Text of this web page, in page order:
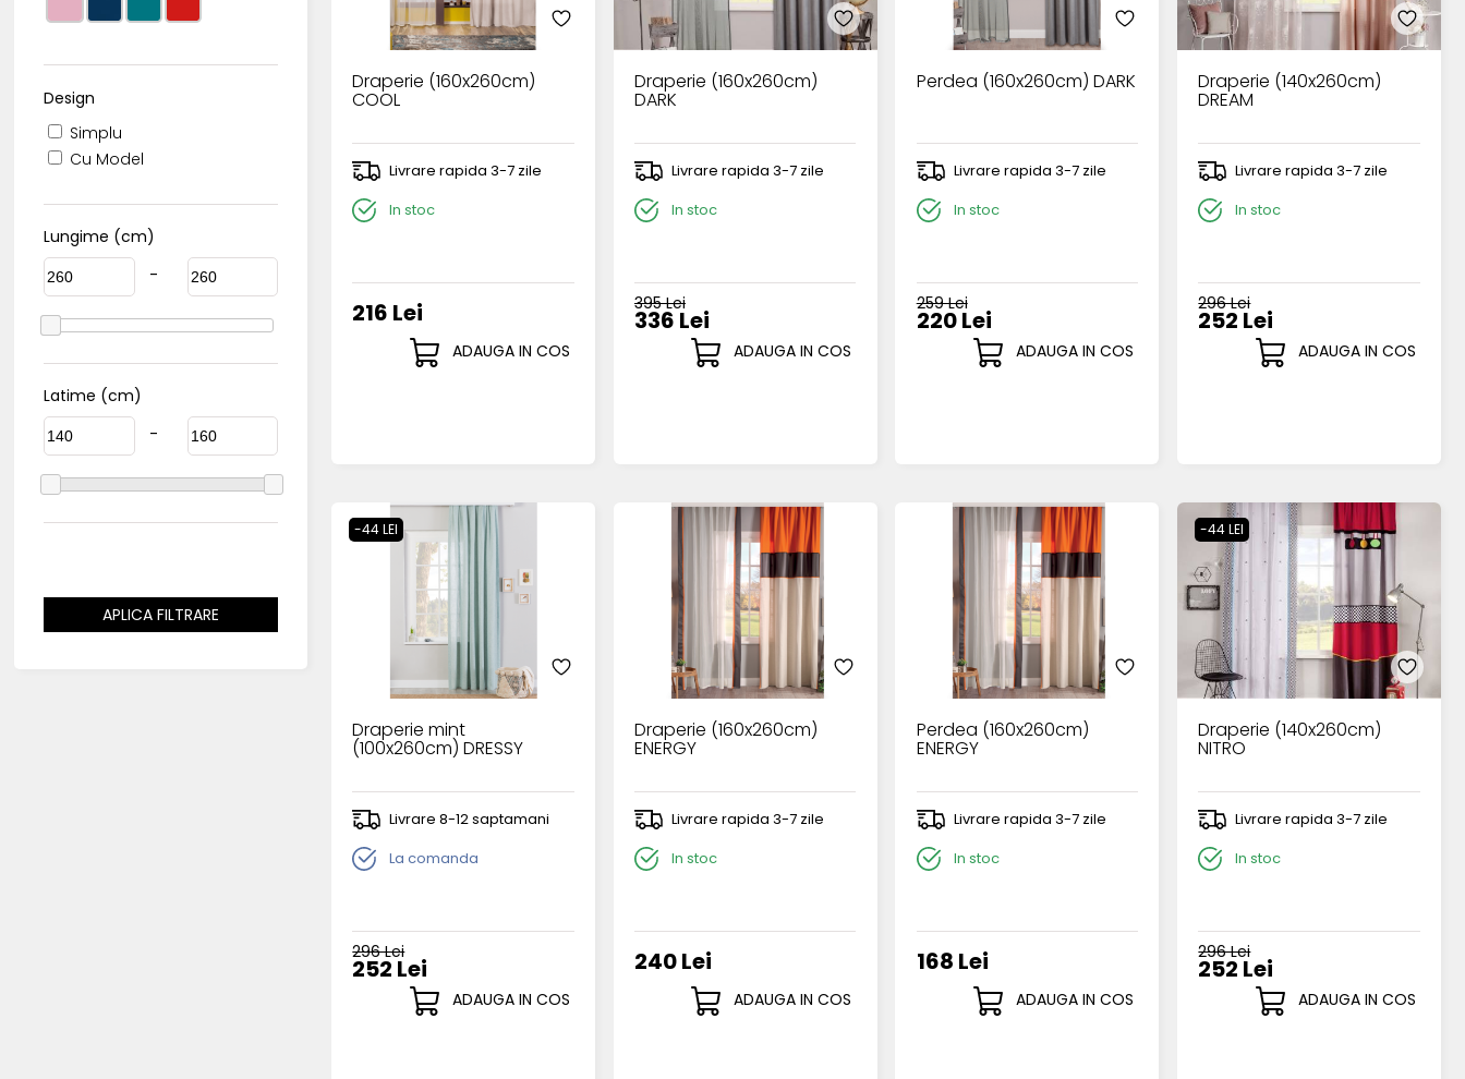
Design
Simplu
Cu Model
Lungime (cm)
-
Latime (cm)
-
APLICA FILTRARE
Draperie (160x260cm)
COOL
Livrare rapida 3-7 zile
In stoc
216 Lei
ADAUGA IN COS
Draperie (160x260cm)
DARK
Livrare rapida 3-7 zile
In stoc
395 Lei
336 Lei
ADAUGA IN COS
Perdea (160x260cm) DARK
Livrare rapida 3-7 zile
In stoc
259 Lei
220 Lei
ADAUGA IN COS
Draperie (140x260cm)
DREAM
Livrare rapida 3-7 zile
In stoc
296 Lei
252 Lei
ADAUGA IN COS
-44 LEI
Draperie mint
(100x260cm) DRESSY
Livrare 8-12 saptamani
La comanda
296 Lei
252 Lei
ADAUGA IN COS
Draperie (160x260cm)
ENERGY
Livrare rapida 3-7 zile
In stoc
240 Lei
ADAUGA IN COS
Perdea (160x260cm)
ENERGY
Livrare rapida 3-7 zile
In stoc
168 Lei
ADAUGA IN COS
-44 LEI
Draperie (140x260cm)
NITRO
Livrare rapida 3-7 zile
In stoc
296 Lei
252 Lei
ADAUGA IN COS